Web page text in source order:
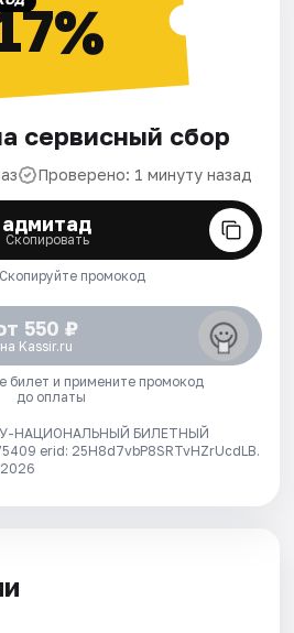
сервисный сбор
Проверено: 1 минуту назад
адмитад
Скопировать
промокод
550 ₽
на Kassir.ru
билет и примените промокод
до оплаты
НАЦИОНАЛЬНЫЙ БИЛЕТНЫЙ
erid: 25H8d7vbP8SRTvHZrUcdLB.
2026